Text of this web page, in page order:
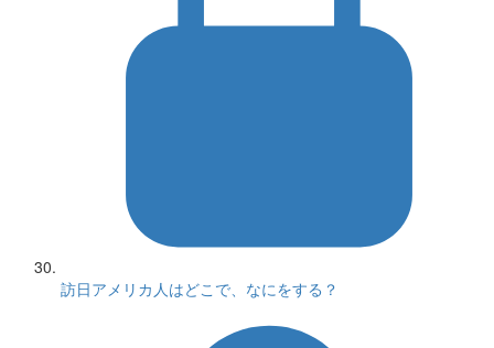
訪日アメリカ人はどこで、なにをする？